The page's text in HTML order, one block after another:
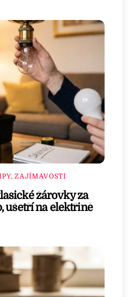
ZAJÍMAVOSTI
žárovky za
ušetří na elektřině